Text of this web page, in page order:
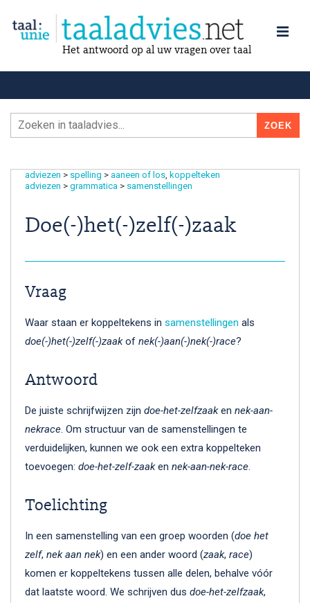
Het antwoord op al uw vragen over taal
adviezen > spelling > aaneen of los koppelteken
adviezen > grammatica > samenstellingen
Doe(-)het(-)zelf(-)zaak
Vraag
Waar staan er koppeltekens in samenstellingen als
doe(-)het(-)zelf(-)zaakof nek(-)aan(-)nek(-)race?
Antwoord
De juiste schrijfwijzen zijn doe-het-zelfzaaken nek-aan-
nekrace. Om structuur van de samenstellingen te
verduidelijken, kunnen we ook een extra koppelteken
toevoegen: doe-het-zelf-zaaken nek-aan-nek-race.
Toelichting
In een samenstelling van een groep woorden (doe het
zelf, nek aan nek) en een ander woord (zaak, race)
komen er koppeltekens tussen alle delen, behalve vóór
dat laatste woord. We schrijven dus doe-het-zelfzaak,